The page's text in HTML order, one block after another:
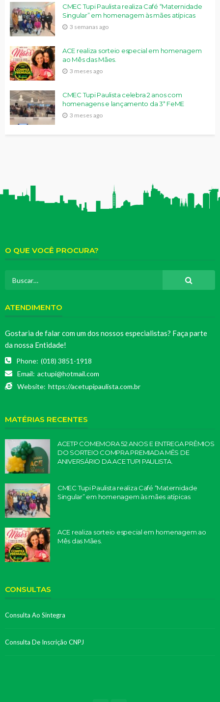
CMEC Tupi Paulista realiza Café “Maternidade
Singular” em homenagem às mães atípicas
3 semanas ago
ACE realiza sorteio especial em homenagem
ao Mês das Mães.
3 meses ago
CMEC Tupi Paulista celebra 2 anos com
homenagens e lançamento da 3ª FeME
3 meses ago
O QUE VOCÊ PROCURA?
ATENDIMENTO
Gostaria de falar com um dos nossos especialistas? Faça parte
da nossa Entidade!
Phone: (018) 3851-1918
Email: actupi@hotmail.com
Website: https://acetupipaulista.com.br
MATÉRIAS RECENTES
ACETP COMEMORA 52 ANOS E ENTREGA PRÊMIOS
DO SORTEIO COMPRA PREMIADA MÊS DE
ANIVERSÁRIO DA ACE TUPI PAULISTA.
CMEC Tupi Paulista realiza Café “Maternidade
Singular” em homenagem às mães atípicas
ACE realiza sorteio especial em homenagem ao
Mês das Mães.
CONSULTAS
Consulta Ao Sintegra
Consulta De Inscrição CNPJ